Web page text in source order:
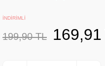
İNDİRİMLİ
199,90 TL 169,91